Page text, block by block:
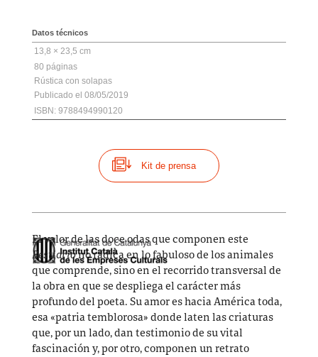
Datos técnicos
13,8 × 23,5 cm
80
Rústica con solapas
08/05/2019
ISBN: 9788494990120
Kit de prensa
El valor de las doce odas que componen este
Bestiariono radica en lo fabuloso de los animales
que comprende, sino en el recorrido transversal de
la obra en que se despliega el carácter más
profundo del poeta. Su amor es hacia América toda,
esa «patria temblorosa» donde laten las criaturas
que, por un lado, dan testimonio de su vital
fascinación y, por otro, componen un retrato